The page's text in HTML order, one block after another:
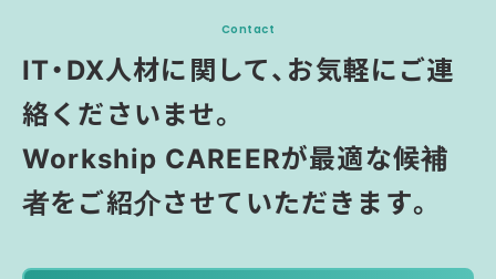
Contact
IT・DX人材に関して、お気軽にご連
絡くださいませ。
Workship CAREERが最適な候補
者をご紹介させていただきます。